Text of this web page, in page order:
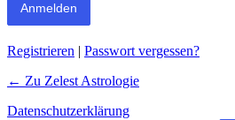
Registrieren | Passwort vergessen?
← Zu Zelest Astrologie
Datenschutzerklärung